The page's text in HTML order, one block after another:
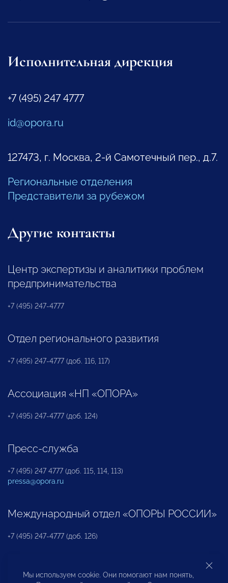
Исполнительная дирекция
+7 (495) 247 4777
id@opora.ru
127473, г. Москва, 2-й Самотечный пер., д.7.
Региональные отделения
Представители за рубежом
Другие контакты
Центр экспертизы и аналитики проблем
предпринимательства
+7 (495) 247-4777
Отдел регионального развития
+7 (495) 247-4777 (доб. 116, 117)
Ассоциация «НП «ОПОРА»
+7 (495) 247-4777 (доб. 124)
Пресс-служба
+7 (495) 247 4777 (доб. 115, 114, 113)
pressa@opora.ru
Международный отдел «ОПОРЫ РОССИИ»
+7 (495) 247-4777 (доб. 126)
Бюро по защите прав предпринимателей и
Мы используем cookie. Они помогают нам понять,